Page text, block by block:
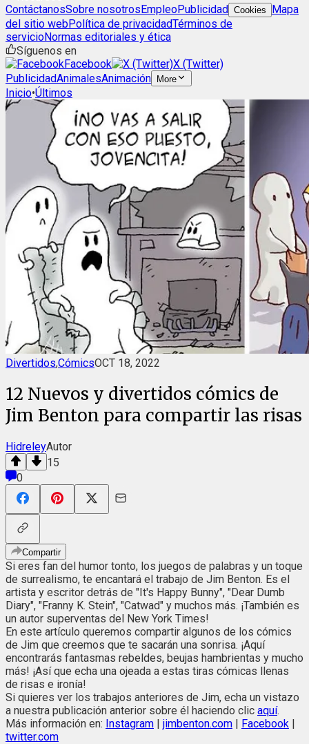
ContáctanosSobre nosotrosEmpleoPublicidad Cookies
Mapa
del sitio webPolítica de privacidadTérminos de
servicioNormas editoriales y ética
Síguenos en
Facebook
X (Twitter)
PublicidadAnimalesAnimación More
Inicio•Últimos
Divertidos,CómicsOCT 18, 2022
12 Nuevos y divertidos cómics de
Jim Benton para compartir las risas
HidreleyAutor
15
0
Compartir
Si eres fan del humor tonto, los juegos de palabras y un toque
de surrealismo, te encantará el trabajo de Jim Benton. Es el
artista y escritor detrás de "It's Happy Bunny", "Dear Dumb
Diary", "Franny K. Stein", "Catwad" y muchos más. ¡También es
un autor superventas del New York Times!
En este artículo queremos compartir algunos de los cómics
de Jim que creemos que te sacarán una sonrisa. ¡Aquí
encontrarás fantasmas rebeldes, beujas hambrientas y mucho
más! ¡Así que echa una ojeada a estas tiras cómicas llenas
de risas e ironía!
Si quieres ver los trabajos anteriores de Jim, echa un vistazo
a nuestra publicación anterior sobre él haciendo clic aquí.
Más información en: Instagram | jimbenton.com | Facebook |
twitter.com